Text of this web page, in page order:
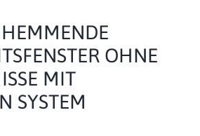
OHNE
MIT
SYSTEM